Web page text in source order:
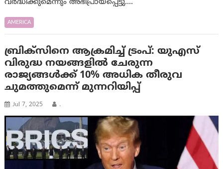
വര്‍ദ്ധിക്കുമെന്നും അഭിപ്രായപ്പെട്ടു.…
AMERICA
ബ്രിക്‌സിനെ ആക്രമിച്ച് ട്രംപ്: യുഎസ്
വിരുദ്ധ നയങ്ങളിൽ ചേരുന്ന
രാജ്യങ്ങൾക്ക് 10% അധിക തീരുവ
ചുമത്തുമെന്ന് മുന്നറിയിപ്പ്
Jul 7, 2025 .